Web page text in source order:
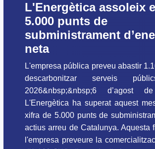
L'Energètica assoleix
5.000 punts de
subministrament
neta
L'empresa pública preveu abastir
descarbonitzar serveis
2026&nbsp;&nbsp;6 d’agost
L'Energètica ha superat aquest
xifra de 5.000 punts de
actius arreu de Catalunya. Aquesta
l'empresa preveure la